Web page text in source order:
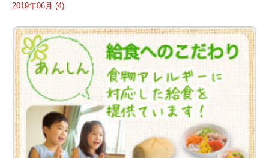
2019年06月 (4)